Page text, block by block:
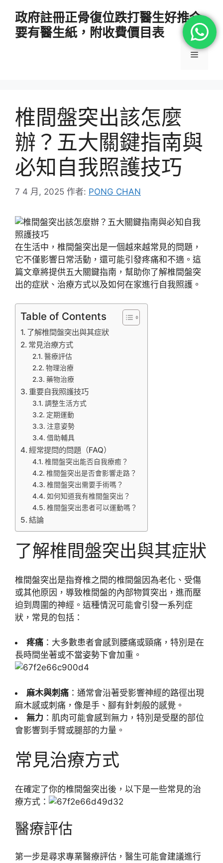
政府註冊正骨復位跌打醫生好推介
要有醫生紙，附收費價目表
選
椎間盤突出該怎麼
辦？五大關鍵指南與
必知自我照護技巧
7 4 月, 2025 作者: PONG CHAN
在生活中，椎間盤突出是一個越來越常見的問題，
它不僅影響日常活動，還可能引發疼痛和不適。這
篇文章將提供五大關鍵指南，幫助你了解椎間盤突
出的症狀、治療方式以及如何在家進行自我照護。
Table of Contents
了解椎間盤突出與其症狀
常見治療方式
醫療評估
物理治療
藥物治療
重要自我照護技巧
調整生活方式
定期運動
注意姿勢
借助輔具
經常提問的問題（FAQ）
椎間盤突出能否自我療癒？
椎間盤突出是否會影響走路？
椎間盤突出需要手術嗎？
如何知道我有椎間盤突出？
椎間盤突出患者可以運動嗎？
結論
了解椎間盤突出與其症狀
椎間盤突出是指脊椎之間的椎間盤因為老化、受傷
或其他原因，導致椎間盤的內部物質突出，進而壓
迫到周圍的神經。這種情況可能會引發一系列症
狀，常見的包括：
疼痛 ：大多數患者會感到腰痛或頸痛，特別是在
長時間坐著或不當姿勢下會加重。
麻木與刺痛 ：通常會沿著受影響神經的路徑出現
麻木感或刺痛，像是手、腳有針刺般的感覺。
無力 ：肌肉可能會感到無力，特別是受壓的部位
會影響到手臂或腿部的力量。
常見治療方式
在確定了你的椎間盤突出後，以下是一些常見的治
療方式：
醫療評估
第一步是尋求專業醫療評估，醫生可能會建議進行